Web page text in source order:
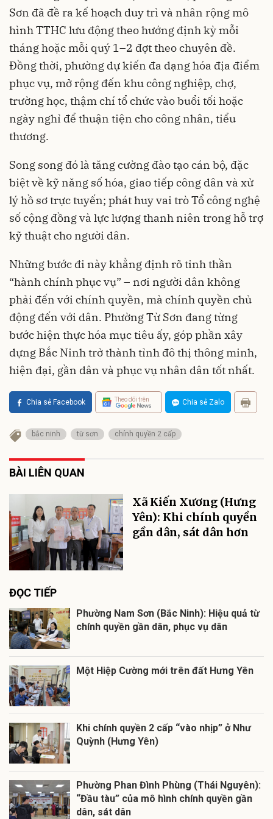
Sơn đã đề ra kế hoạch duy trì và nhân rộng mô
hình TTHC lưu động theo hướng định kỳ mỗi
tháng hoặc mỗi quý 1–2 đợt theo chuyên đề.
Đồng thời, phường dự kiến đa dạng hóa địa điểm
phục vụ, mở rộng đến khu công nghiệp, chợ,
trường học, thậm chí tổ chức vào buổi tối hoặc
ngày nghỉ để thuận tiện cho công nhân, tiểu
thương.
Song song đó là tăng cường đào tạo cán bộ, đặc
biệt về kỹ năng số hóa, giao tiếp công dân và xử
lý hồ sơ trực tuyến; phát huy vai trò Tổ công nghệ
số cộng đồng và lực lượng thanh niên trong hỗ trợ
kỹ thuật cho người dân.
Những bước đi này khẳng định rõ tinh thần
“hành chính phục vụ” – nơi người dân không
phải đến với chính quyền, mà chính quyền chủ
động đến với dân. Phường Từ Sơn đang từng
bước hiện thực hóa mục tiêu ấy, góp phần xây
dựng Bắc Ninh trở thành tỉnh đô thị thông minh,
hiện đại, gần dân và phục vụ nhân dân tốt nhất.
Chia sẻ Facebook Theo dõi trên Chia sẻ Zalo
bắc ninh từ sơn chính quyền 2 cấp
BÀI LIÊN QUAN
Xã Kiến Xương (Hưng
Yên): Khi chính quyền
gần dân, sát dân hơn
ĐỌC TIẾP
Phường Nam Sơn (Bắc Ninh): Hiệu quả từ
chính quyền gần dân, phục vụ dân
Một Hiệp Cường mới trên đất Hưng Yên
Khi chính quyền 2 cấp “vào nhịp” ở Như
Quỳnh (Hưng Yên)
Phường Phan Đình Phùng (Thái Nguyên):
“Đầu tàu” của mô hình chính quyền gần
dân, sát dân